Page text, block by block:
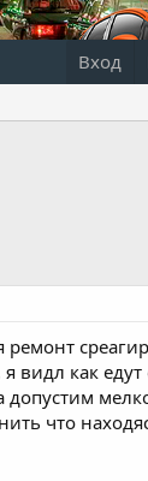
Вход
видл как
что